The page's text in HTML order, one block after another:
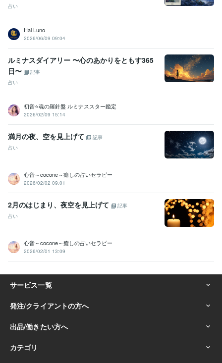
占い 鑑定
悩み相談・カウンセリング
占い
Hal Luno
2026/06/09 09:04
ルミナスダイアリー 〜心のあかりをともす365
日〜
記事
占い
初音⭐️魂の羅針盤 ルミナススター鑑定
2026/02/09 15:14
満月の夜、空を見上げて
記事
占い
心音～cocone～癒しの占いセラピー
2026/02/02 09:01
2月のはじまり、夜空を見上げて
記事
占い
心音～cocone～癒しの占いセラピー
2026/02/01 13:09